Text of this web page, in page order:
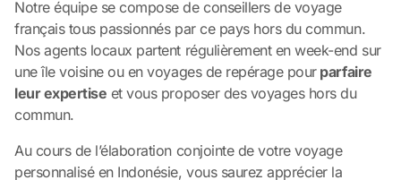
Notre équipe se compose de conseillers de voyage
français tous passionnés par ce pays hors du commun.
Nos agents locaux partent régulièrement en week-end sur
une île voisine ou en voyages de repérage pourparfaire
leur expertise et vous proposer des voyages hors du
commun.
Au cours de l’élaboration conjointe de votre voyage
personnalisé en Indonésie, vous saurez apprécier la